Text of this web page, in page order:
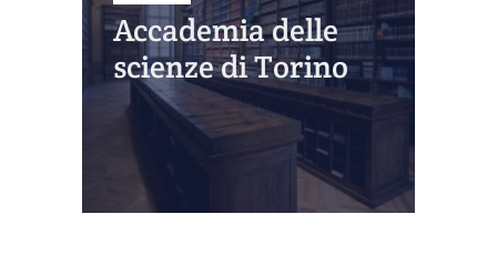
Accademia delle
scienze di Torino